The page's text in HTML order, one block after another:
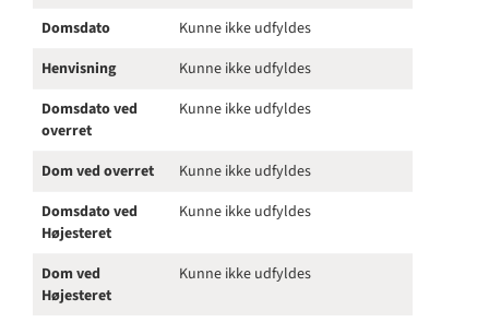
Domsdato
Kunne ikke udfyldes
Henvisning
Kunne ikke udfyldes
Domsdato ved
overret
Kunne ikke udfyldes
Dom ved overret
Kunne ikke udfyldes
Domsdato ved
Højesteret
Kunne ikke udfyldes
Dom ved
Højesteret
Kunne ikke udfyldes